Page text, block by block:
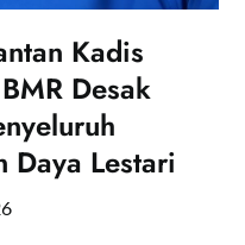
Kadis
Desak
Daya Lestari